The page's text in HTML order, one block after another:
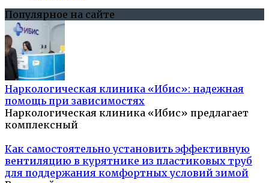
Популярное на сайте
Наркологическая клиника «Ибис»: надежная
помощь при зависимостях
Наркологическая клиника «Ибис» предлагает
комплексный
Как самостоятельно установить эффективную
вентиляцию в курятнике из пластиковых труб
для поддержания комфортных условий зимой